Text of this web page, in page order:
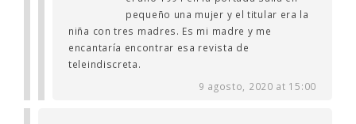
pequeño una mujer y el titular era la
niña con tres madres. Es mi madre y me
encantaría encontrar esa revista de
teleindiscreta.
9 agosto, 2020 at 15:00